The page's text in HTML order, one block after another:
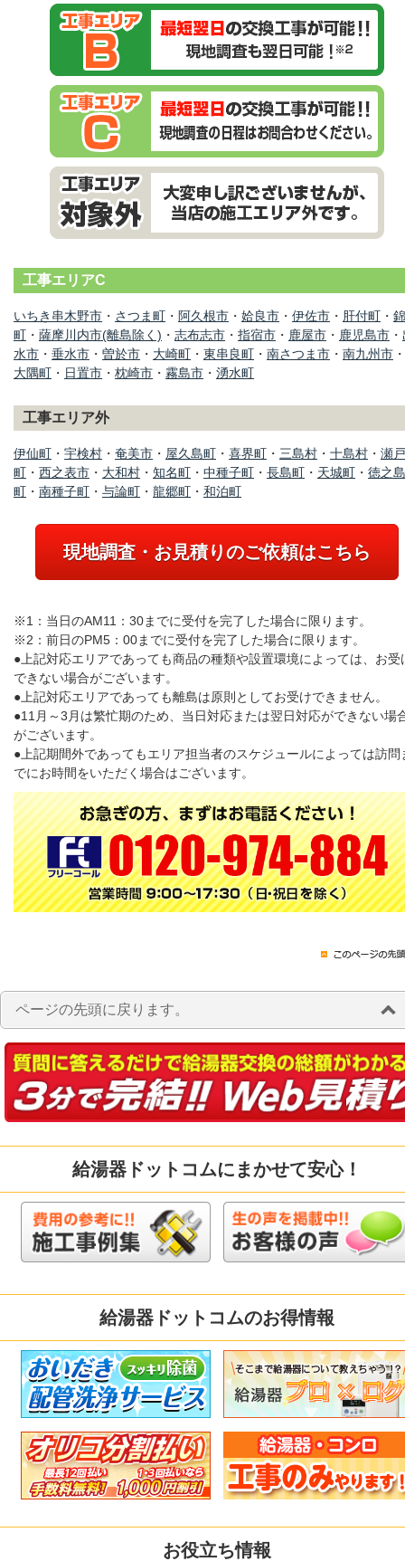
工事エリアC
いちき串木野市 ・ さつま町 ・ 阿久根市 ・ 姶良市 ・ 伊佐市 ・ 肝付町 ・
町 ・ 薩摩川内市(離島除く) ・ 志布志市 ・ 指宿市 ・ 鹿屋市 ・ 鹿児島市 ・
水市 ・ 垂水市 ・ 曽於市 ・ 大崎町 ・ 東串良町 ・ 南さつま市 ・ 南九州市 ・
大隅町 ・ 日置市 ・ 枕崎市 ・ 霧島市 ・ 湧水町
工事エリア外
伊仙町 ・ 宇検村 ・ 奄美市 ・ 屋久島町 ・ 喜界町 ・ 三島村 ・ 十島村 ・ 瀬
町 ・ 西之表市 ・ 大和村 ・ 知名町 ・ 中種子町 ・ 長島町 ・ 天城町 ・ 徳之島
町 ・ 南種子町 ・ 与論町 ・ 龍郷町 ・ 和泊町
現地調査・お見積りのご依頼はこちら
※1：当日のAM11：30までに受付を完了した場合に限ります。
※2：前日のPM5：00までに受付を完了した場合に限ります。
●上記対応エリアであっても商品の種類や設置環境によっては、お受
できない場合がございます。
●上記対応エリアであっても離島は原則としてお受けできません。
●11月～3月は繁忙期のため、当日対応または翌日対応ができない場
がございます。
●上記期間外であってもエリア担当者のスケジュールによっては訪問
でにお時間をいただく場合はございます。
ページの先頭に戻ります。
給湯器ドットコムにまかせて安心！
給湯器ドットコムのお得情報
お役立ち情報